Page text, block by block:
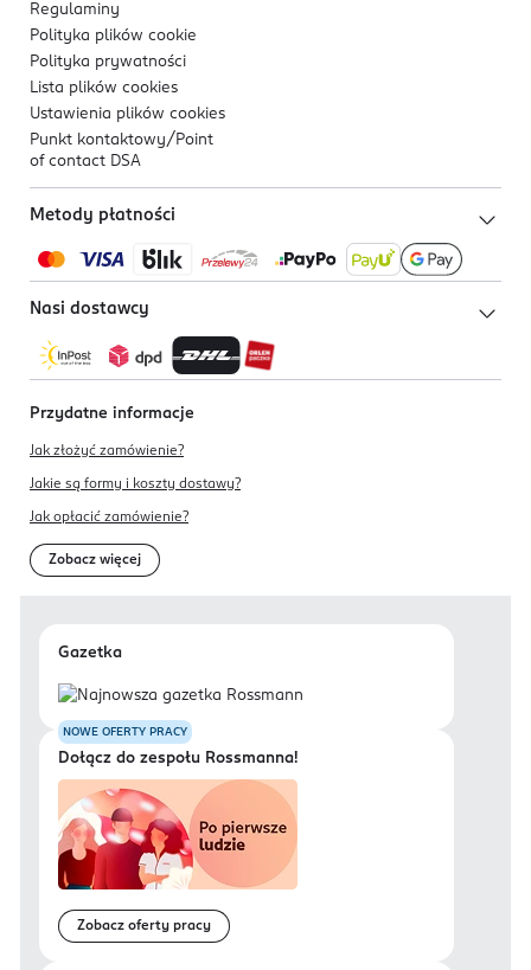
Regulaminy
Polityka plików cookie
Polityka prywatności
Lista plików cookies
Ustawienia plików cookies
Punkt kontaktowy/ Point
of contact DSA
Metody płatności
Nasi dostawcy
Przydatne informacje
Jak złożyć zamówienie?
Jakie są formy i koszty dostawy?
Jak opłacić zamówienie?
Zobacz więcej
Gazetka
NOWE OFERTY PRACY
Dołącz do zespołu Rossmanna!
Zobacz oferty pracy